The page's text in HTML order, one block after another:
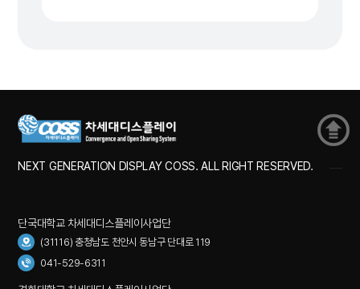
NEXT GENERATION DISPLAY COSS. ALL RIGHT RESERVED.
단국대학교 차세대디스플레이사업단
(31116) 충청남도 천안시 동남구 단대로 119
041-529-6311